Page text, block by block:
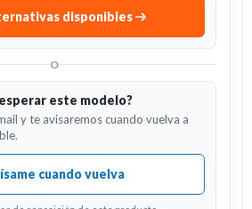
disponibles
O
este modelo?
y te avisaremos cuando vuelva a
cuando vuelva